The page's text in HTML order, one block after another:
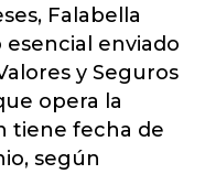
Falabella
enviado
y Seguros
opera la
tiene fecha de
según